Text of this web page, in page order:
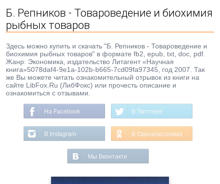
Б. Репников - Товароведение и биохимия
рыбных товаров
Здесь можно купить и скачать "Б. Репников - Товароведение и
биохимия рыбных товаров" в формате fb2, epub, txt, doc, pdf.
Жанр: Экономика, издательство Литагент «Научная
книга»5078daf4-9e1a-102b-b665-7cd09fa97345, год 2007. Так
же Вы можете читать ознакомительный отрывок из книги на
сайте LibFox.Ru (ЛибФокс) или прочесть описание и
ознакомиться с отзывами.
На Facebook В Твиттере
В Instagram В Одноклассниках
Мы Вконтакте